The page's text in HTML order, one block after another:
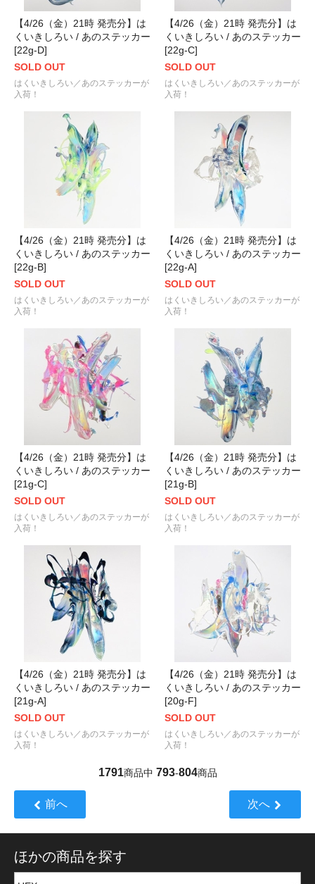
【4/26（金）21時 発売分】は
くいきしろい / あのステッカー
[22g-D]
SOLD OUT
はくいきしろい／あのステッカーが
入荷！
【4/26（金）21時 発売分】は
くいきしろい / あのステッカー
[22g-C]
SOLD OUT
はくいきしろい／あのステッカーが
入荷！
【4/26（金）21時 発売分】は
くいきしろい / あのステッカー
[22g-B]
SOLD OUT
はくいきしろい／あのステッカーが
入荷！
【4/26（金）21時 発売分】は
くいきしろい / あのステッカー
[22g-A]
SOLD OUT
はくいきしろい／あのステッカーが
入荷！
【4/26（金）21時 発売分】は
くいきしろい / あのステッカー
[21g-C]
SOLD OUT
はくいきしろい／あのステッカーが
入荷！
【4/26（金）21時 発売分】は
くいきしろい / あのステッカー
[21g-B]
SOLD OUT
はくいきしろい／あのステッカーが
入荷！
【4/26（金）21時 発売分】は
くいきしろい / あのステッカー
[21g-A]
SOLD OUT
はくいきしろい／あのステッカーが
入荷！
【4/26（金）21時 発売分】は
くいきしろい / あのステッカー
[20g-F]
SOLD OUT
はくいきしろい／あのステッカーが
入荷！
1791商品中 793-804商品
前へ 次へ
ほかの商品を探す